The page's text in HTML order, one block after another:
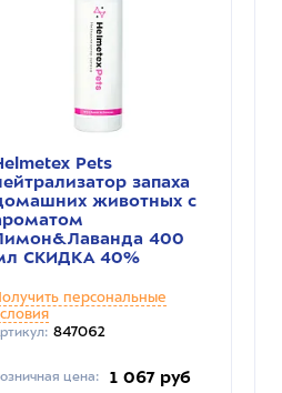
Pets
запаха
животных с
400
СКИДКА 40%
персональные
847062
цена: 1 067 руб